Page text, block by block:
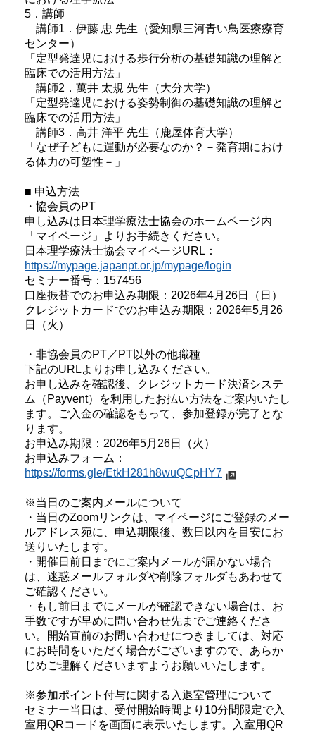
5．講師
講師1．伊藤 忠 先生（愛知県三河青い鳥医療療育
センター）
「定型発達児における歩行分析の基礎知識の理解と
臨床での活用方法」
講師2．萬井 太規 先生（大分大学）
「定型発達児における姿勢制御の基礎知識の理解と
臨床での活用方法」
講師3．高井 洋平 先生（鹿屋体育大学）
「なぜ子どもに運動が必要なのか？－発育期におけ
る体力の可塑性－」
■ 申込方法
・協会員のPT
申し込みは日本理学療法士協会のホームページ内
「マイページ」よりお手続きください。
日本理学療法士協会マイページURL：
https://mypage.japanpt.or.jp/mypage/login
セミナー番号：157456
口座振替でのお申込み期限：2026年4月26日（日）
クレジットカードでのお申込み期限：2026年5月26
日（火）
・非協会員のPT／PT以外の他職種
下記のURLよりお申し込みください。
お申し込みを確認後、クレジットカード決済システ
ム（Payvent）を利用したお払い方法をご案内いたし
ます。ご入金の確認をもって、参加登録が完了とな
ります。
お申込み期限：2026年5月26日（火）
お申込みフォーム：
https://forms.gle/EtkH281h8wuQCpHY7
※当日のご案内メールについて
・当日のZoomリンクは、マイページにご登録のメー
ルアドレス宛に、申込期限後、数日以内を目安にお
送りいたします。
・開催日前日までにご案内メールが届かない場合
は、迷惑メールフォルダや削除フォルダもあわせて
ご確認ください。
・もし前日までにメールが確認できない場合は、お
手数ですが早めに問い合わせ先までご連絡くださ
い。開始直前のお問い合わせにつきましては、対応
にお時間をいただく場合がございますので、あらか
じめご理解くださいますようお願いいたします。
※参加ポイント付与に関する入退室管理について
セミナー当日は、受付開始時間より10分間限定で入
室用QRコードを画面に表示いたします。入室用QR